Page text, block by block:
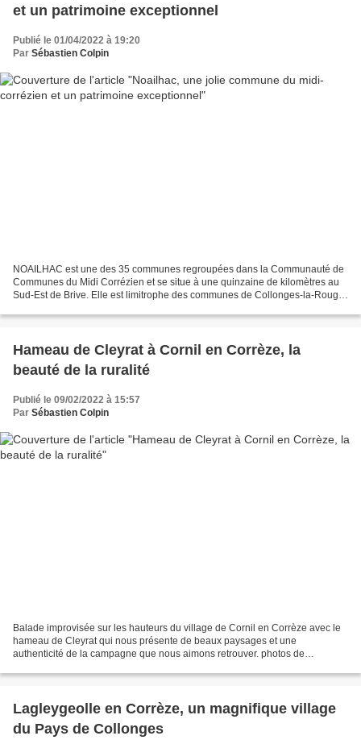
et un patrimoine exceptionnel
Publié le 01/04/2022 à 19:20
Par Sébastien Colpin
NOAILHAC est une des 35 communes regroupées dans la Communauté de
Communes du Midi Corrézien et se situe à une quinzaine de kilomètres au
Sud-Est de Brive. Elle est limitrophe des communes de Collonges-la-Rouge
Hameau de Cleyrat à Cornil en Corrèze, la
beauté de la ruralité
Publié le 09/02/2022 à 15:57
Par Sébastien Colpin
Balade improvisée sur les hauteurs du village de Cornil en Corrèze avec le
hameau de Cleyrat qui nous présente de beaux paysages et une
authenticité de la campagne que nous aimons retrouver. photos de
Lagleygeolle en Corrèze, un magnifique village
du Pays de Collonges